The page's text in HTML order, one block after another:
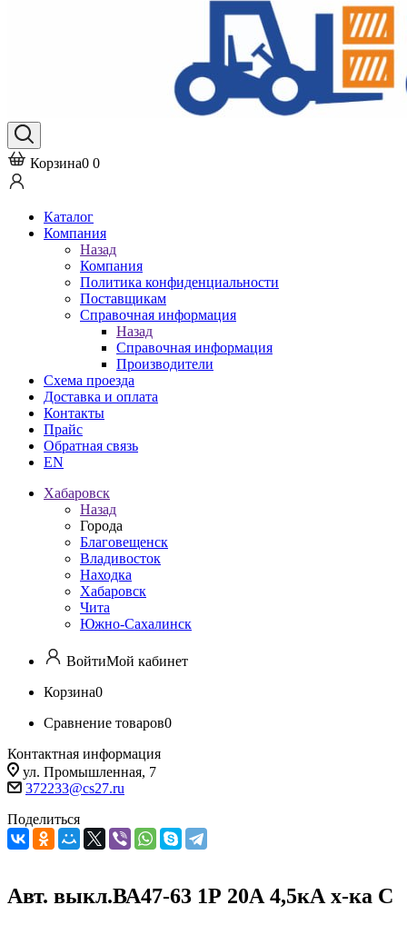
Корзина0 0
Каталог
Компания
Назад
Компания
Политика конфиденциальности
Поставщикам
Справочная информация
Назад
Справочная информация
Производители
Схема проезда
Доставка и оплата
Контакты
Прайс
Обратная связь
EN
Хабаровск
Назад
Города
Благовещенск
Владивосток
Находка
Хабаровск
Чита
Южно-Сахалинск
ВойтиМой кабинет
Корзина0
Сравнение товаров0
Контактная информация
ул. Промышленная, 7
372233@cs27.ru
Поделиться
Авт. выкл.ВА47-63 1Р 20А 4,5кА х-ка С